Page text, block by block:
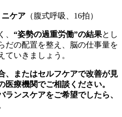
ケア （腹式呼吸、16拍）
、 “姿勢の過重労働”の結果とし
だの配置を整え、脳の仕事量を
ていきましょう。
、またはセルフケアで改善が見
医療機関でご相談ください。
ンスケアをご希望でしたら、